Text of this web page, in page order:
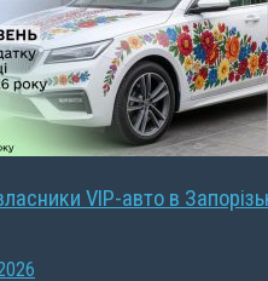
VIP-авто в